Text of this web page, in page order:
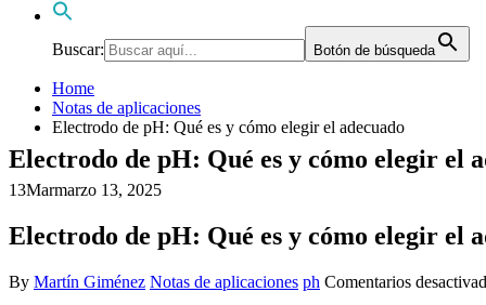
Buscar: Botón de búsqueda
Home
Notas de aplicaciones
Electrodo de pH: Qué es y cómo elegir el adecuado
Electrodo de pH: Qué es y cómo elegir el
13Marmarzo 13, 2025
Electrodo de pH: Qué es y cómo elegir el
By Martín Giménez Notas de aplicaciones ph Comentarios